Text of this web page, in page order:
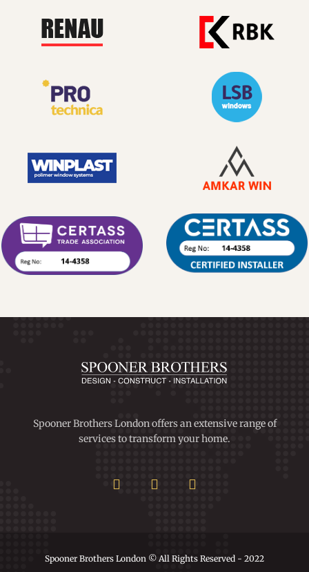
Spooner Brothers London offers an extensive range of
services to transform your home.
Spooner Brothers London © All Rights Reserved - 2022